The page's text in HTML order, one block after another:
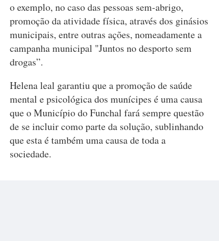
o exemplo, no caso das pessoas sem-abrigo,
promoção da atividade física, através dos ginásios
municipais, entre outras ações, nomeadamente a
campanha municipal "Juntos no desporto sem
drogas”.
Helena leal garantiu que a promoção de saúde
mental e psicológica dos munícipes é uma causa
que o Município do Funchal fará sempre questão
de se incluir como parte da solução, sublinhando
que esta é também uma causa de toda a
sociedade.